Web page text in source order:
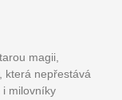
magii,
která nepřestává
i milovníky